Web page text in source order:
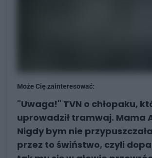
Może Cię zainteresować:
"Uwaga!" TVN o chłopaku,
uprowadził tramwaj. Mama
Nigdy bym nie
przez to świństwo, czyli